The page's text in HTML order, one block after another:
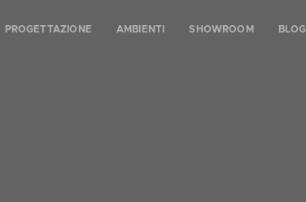
PROGETTAZIONE AMBIENTI SHOWROOM BLOG